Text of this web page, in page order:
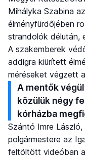
Mihályka Szabina
élményfürdőjében
strandolók délután,
A szakemberek
addigra kiürített
méréseket végzett
A mentők
közülük négy
kórházba
Szántó Imre
polgármestere az
feltöltött videóban